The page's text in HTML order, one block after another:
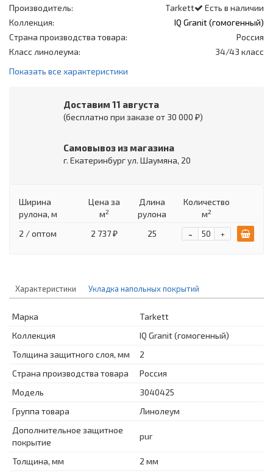
Есть в наличии
Производитель:
Tarkett
Коллекция:
IQ Granit (гомогенный)
Страна производства товара:
Россия
Класс линолеума:
34/43 класс
Показать все характеристики
Доставим 11 августа
(бесплатно при заказе от 30 000 ₽)
Самовывоз из магазина
г. Екатеринбург ул. Шаумяна, 20
Ширина
рулона, м
Цена за
м2
Длина
рулона
Количество
м2
2 / оптом 2 737 ₽ 25 +
-
Характеристики Укладка напольных покрытий
Марка
Tarkett
Коллекция
IQ Granit (гомогенный)
Толщина защитного слоя, мм
2
Страна производства товара
Россия
Модель
3040425
Группа товара
Линолеум
Дополнительное защитное
покрытие
pur
Толщина, мм
2 мм